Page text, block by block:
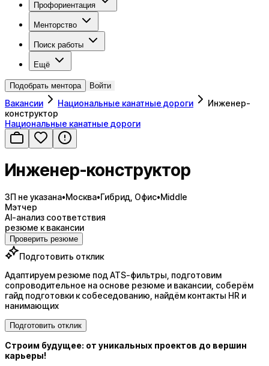
Профориентация
Менторство
Поиск работы
Ещё
Подобрать ментора Войти
Вакансии Национальные канатные дороги
Инженер-
конструктор
Национальные канатные дороги
Инженер-конструктор
ЗП не указана•Москва•Гибрид, Офис•Middle
Мэтчер
AI-анализ соответствия
резюме к вакансии
Проверить резюме
Подготовить отклик
Адаптируем резюме под ATS-фильтры, подготовим
сопроводительное на основе резюме и вакансии, соберём
гайд подготовки к собеседованию, найдём контакты HR и
нанимающих
Подготовить отклик
Строим будущее: от уникальных проектов до вершин
карьеры!